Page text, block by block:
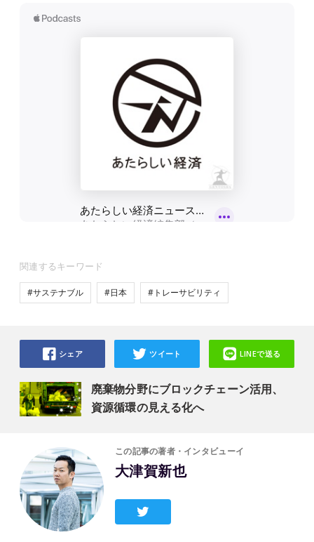
関連するキーワード
#サステナブル #日本 #トレーサビリティ
廃棄物分野にブロックチェーン活用、
資源循環の見える化へ
シェア ツイート LINEで送る
この記事の著者・インタビューイ
大津賀新也